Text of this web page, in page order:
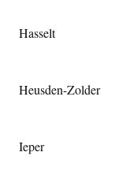
Hasselt
Heusden-Zolder
Ieper